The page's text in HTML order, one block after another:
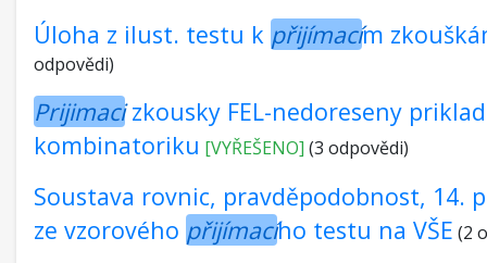
Úloha z ilust. testu k přijímacím
odpovědi)
Prijimacizkousky FEL-nedoreseny
kombinatoriku [VYŘEŠENO] (3 odpovědi)
Soustava rovnic, pravděpodobnost, 14.
ze vzorového přijímacího testu na VŠE (2